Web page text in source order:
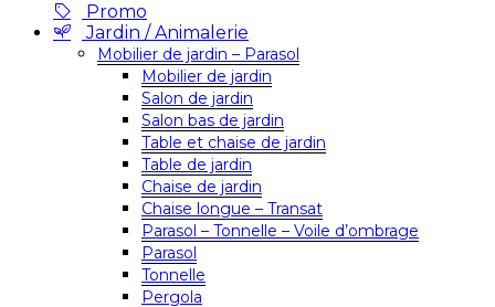
Promo
Jardin / Animalerie
Mobilier de jardin – Parasol
Mobilier de jardin
Salon de jardin
Salon bas de jardin
Table et chaise de jardin
Table de jardin
Chaise de jardin
Chaise longue – Transat
Parasol – Tonnelle – Voile d’ombrage
Parasol
Tonnelle
Pergola